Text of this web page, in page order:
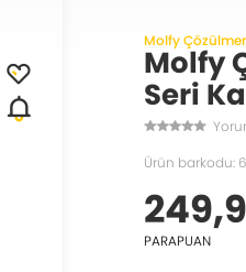
Molfy
Molfy
Seri
Ürün barkodu:
PARAPUAN